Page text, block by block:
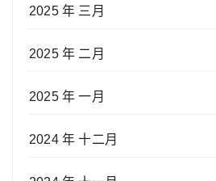
2025 年 三月
2025 年 二月
2025 年 一月
2024 年 十二月